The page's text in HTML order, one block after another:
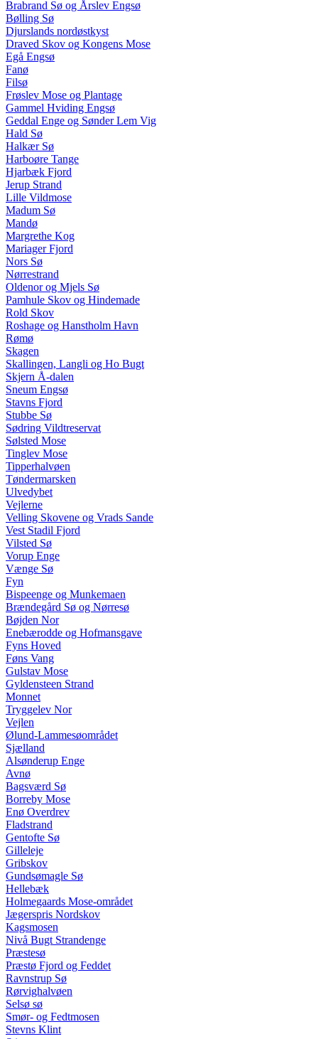
Brabrand Sø og Årslev Engsø
Bølling Sø
Djurslands nordøstkyst
Draved Skov og Kongens Mose
Egå Engsø
Fanø
Filsø
Frøslev Mose og Plantage
Gammel Hviding Engsø
Geddal Enge og Sønder Lem Vig
Hald Sø
Halkær Sø
Harboøre Tange
Hjarbæk Fjord
Jerup Strand
Lille Vildmose
Madum Sø
Mandø
Margrethe Kog
Mariager Fjord
Nors Sø
Nørrestrand
Oldenor og Mjels Sø
Pamhule Skov og Hindemade
Rold Skov
Roshage og Hanstholm Havn
Rømø
Skagen
Skallingen, Langli og Ho Bugt
Skjern Å-dalen
Sneum Engsø
Stavns Fjord
Stubbe Sø
Sødring Vildtreservat
Sølsted Mose
Tinglev Mose
Tipperhalvøen
Tøndermarsken
Ulvedybet
Vejlerne
Velling Skovene og Vrads Sande
Vest Stadil Fjord
Vilsted Sø
Vorup Enge
Vænge Sø
Fyn
Bispeenge og Munkemaen
Brændegård Sø og Nørresø
Bøjden Nor
Enebærodde og Hofmansgave
Fyns Hoved
Føns Vang
Gulstav Mose
Gyldensteen Strand
Monnet
Tryggelev Nor
Vejlen
Ølund-Lammesøområdet
Sjælland
Alsønderup Enge
Avnø
Bagsværd Sø
Borreby Mose
Enø Overdrev
Fladstrand
Gentofte Sø
Gilleleje
Gribskov
Gundsømagle Sø
Hellebæk
Holmegaards Mose-området
Jægerspris Nordskov
Kagsmosen
Nivå Bugt Strandenge
Præstesø
Præstø Fjord og Feddet
Ravnstrup Sø
Rørvighalvøen
Selsø sø
Smør- og Fedtmosen
Stevns Klint